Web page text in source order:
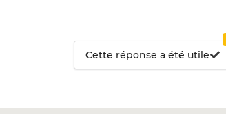
Cette réponse a été utile